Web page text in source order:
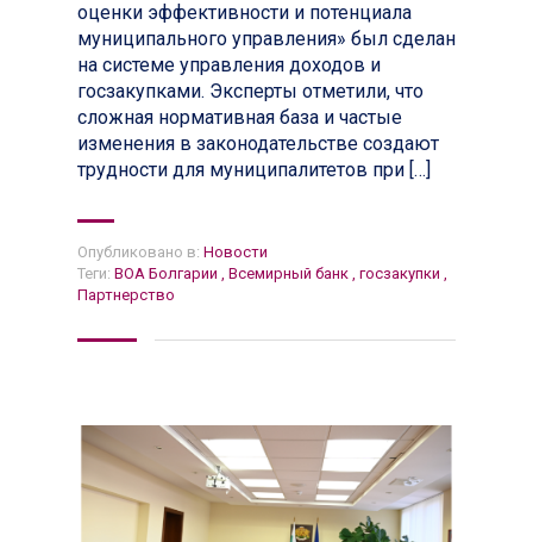
оценки эффективности и потенциала
муниципального управления» был сделан
на системе управления доходов и
госзакупками. Эксперты отметили, что
сложная нормативная база и частые
изменения в законодательстве создают
трудности для муниципалитетов при […]
Опубликовано в: Новости
Теги: ВОА Болгарии , Всемирный банк , госзакупки ,
Партнерство